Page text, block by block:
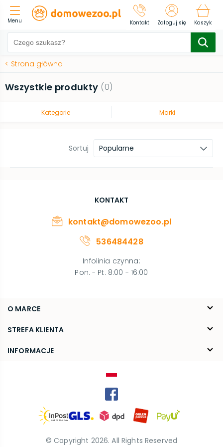
Menu Kontakt Zaloguj się Koszyk
< Strona główna
Wszystkie produkty (0)
Kategorie Marki
Sortuj Popularne
O MARCE
O nas
Blog
STREFA KLIENTA
FAQ
INFORMACJE
KONTAKT
kontakt@domowezoo.pl
536484428
Infolinia czynna:
Pon. - Pt. 8:00 - 16:00
© Copyright 2026. All Rights Reserved